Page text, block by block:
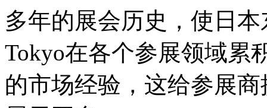
多年的展会历史，使日
Tokyo在各个参展领域累
的市场经验，这给参展